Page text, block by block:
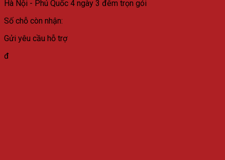
Hà Nội - Phú Quốc 4 ngày 3 đêm trọn gói
Số chỗ còn nhận:
Gửi yêu cầu hỗ trợ
đ